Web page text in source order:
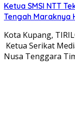
Ketua SMSI NTT
Tengah Maraknya
Kota Kupang,
Ketua Serikat
Nusa Tenggara